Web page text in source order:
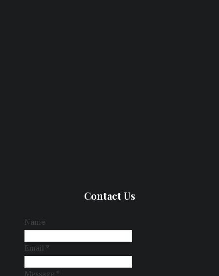
Contact Us
Name
Email *
Message *